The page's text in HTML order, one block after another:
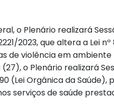
o Plenário realizará
2023, que altera a Lei
de violência em ambiente
o Plenário realizará
(Lei Orgânica da
serviços de saúde